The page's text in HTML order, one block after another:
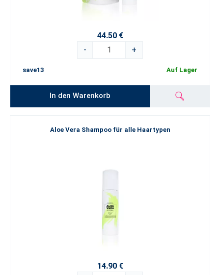
44.50 €
-
+
save13 Auf Lager
In den Warenkorb
Aloe Vera Shampoo für alle Haartypen
14.90 €